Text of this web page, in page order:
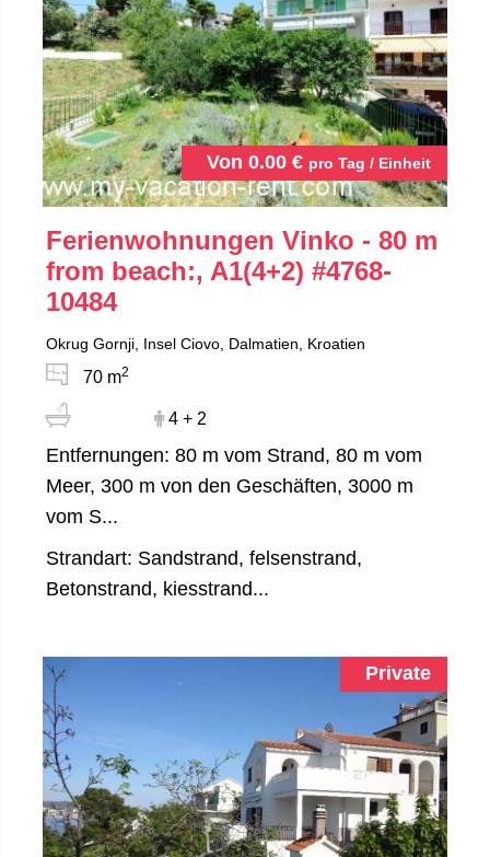
Von 0.00 € pro Tag / Einheit
Ferienwohnungen Vinko - 80 m
from beach:, A1(4+2) #4768-
10484
Okrug Gornji, Insel Ciovo, Dalmatien, Kroatien
70 m2
4 + 2
Entfernungen: 80 m vom Strand, 80 m vom
Meer, 300 m von den Geschäften, 3000 m
vom S...
Strandart: Sandstrand, felsenstrand,
Betonstrand, kiesstrand...
Private